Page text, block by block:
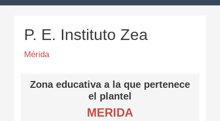
P. E. Instituto Zea
Mérida
Zona educativa a la que pertenece
el plantel
MERIDA